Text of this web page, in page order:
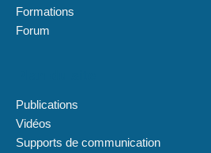
Formations
Forum
Publications
Vidéos
Supports de communication